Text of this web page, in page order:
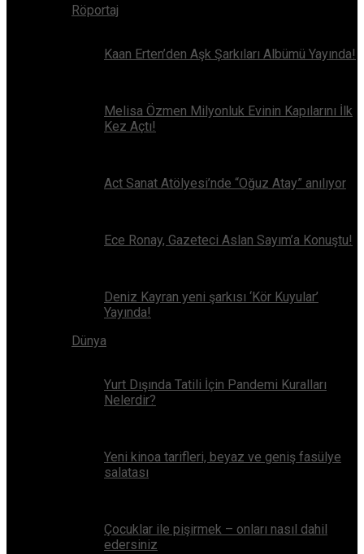
Röportaj
Kaan Erten’den Aşk Şarkıları Albümü Yayında!
Melisa Özmen Milyonluk Evinin Kapılarını İlk
Kez Açtı!
Act Sanat Atölyesi’nde “Oğuz Atay” anılıyor
Ece Ronay, Gazeteci Aslan Sayım’a Konuştu!
Deniz Kayran yeni şarkısı ‘Kör Kuyular’
Yayında!
Dünya
Yurt Dışında Tatili İçin Pandemi Kuralları
Nelerdir?
Yeni kinoa tarifleri, beyaz ve geniş fasülye
salatası
Çocuklar ile pişirmek – onları nasıl dahil
edersiniz